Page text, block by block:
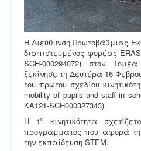
Η Διεύθυνση Πρωτοβάθμιας
διαπιστευμένος φορέας
SCH-000294072) στον
ξεκίνησε τη Δευτέρα 16
του πρώτου σχεδίου
mobility of pupils and staff in
KA121-SCH000327343).
Η 1η
κινητικότητα
προγράμματος που αφορά
την εκπαίδευση SΤΕΜ.